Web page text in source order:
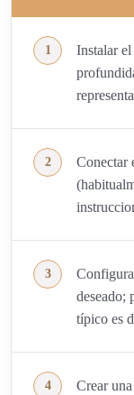
Instalar el
Conectar
deseado;
típico es
Crear